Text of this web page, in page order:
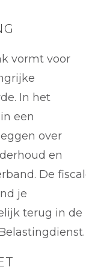
vormt voor
In het
een
over
en
De
je
terug in de